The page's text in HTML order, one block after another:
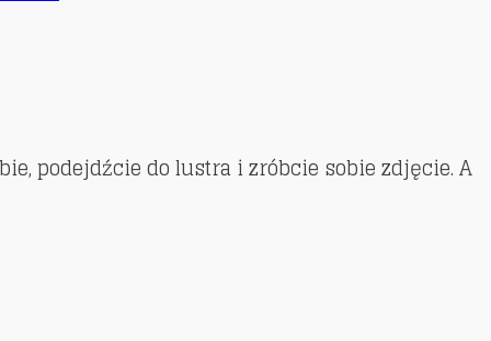
podejdźcie do lustra i zróbcie sobie zdjęcie. A